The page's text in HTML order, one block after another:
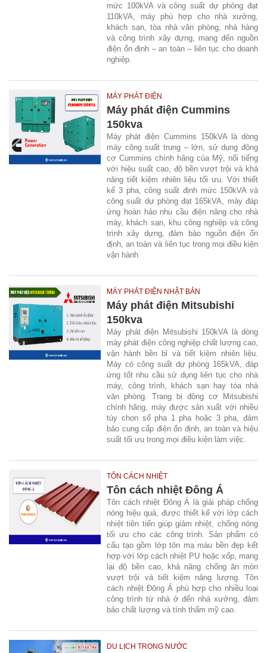
mức 100kVA và công suất dự phòng đạt
110kVA, máy phù hợp cho nhà xưởng,
khách sạn, tòa nhà văn phòng, nhà hàng
và công trình xây dựng, mang đến nguồn
điện ổn định – an toàn – liên tục cho doanh
nghiệp.
MÁY PHÁT ĐIỆN
Máy phát điện Cummins
150kva
Máy phát điện Cummins 150kVA là dòng
máy công suất trung – lớn, sử dụng động
cơ Cummins chính hãng của Mỹ, nổi tiếng
với hiệu suất cao, độ bền vượt trội và khả
năng tiết kiệm nhiên liệu tối ưu. Với thiết
kế 3 pha, công suất định mức 150kVA và
công suất dự phòng đạt 165kVA, máy đáp
ứng hoàn hảo nhu cầu điện năng cho nhà
máy, khách sạn, khu công nghiệp và công
trình xây dựng, đảm bảo nguồn điện ổn
định, an toàn và liên tục trong mọi điều kiện
vận hành
MÁY PHÁT ĐIỆN NHẬT BẢN
Máy phát điện Mitsubishi
150kva
Máy phát điện Mitsubishi 150kVA là dòng
máy phát điện công nghiệp chất lượng cao,
vận hành bền bỉ và tiết kiệm nhiên liệu.
Máy có công suất dự phòng 165kVA, đáp
ứng tốt nhu cầu sử dụng liên tục cho nhà
máy, công trình, khách sạn hay tòa nhà
văn phòng. Trang bị động cơ Mitsubishi
chính hãng, máy được sản xuất với nhiều
tùy chọn số pha 1 pha hoặc 3 pha, đảm
bảo cung cấp điện ổn định, an toàn và hiệu
suất tối ưu trong mọi điều kiện làm việc.
TÔN CÁCH NHIỆT
Tôn cách nhiệt Đông Á
Tôn cách nhiệt Đông Á là giải pháp chống
nóng hiệu quả, được thiết kế với lớp cách
nhiệt tiên tiến giúp giảm nhiệt, chống nóng
tối ưu cho các công trình. Sản phẩm có
cấu tạo gồm lớp tôn mạ màu bền đẹp kết
hợp với lớp cách nhiệt PU hoặc xốp, mang
lại độ bền cao, khả năng chống ăn mòn
vượt trội và tiết kiệm năng lượng. Tôn
cách nhiệt Đông Á phù hợp cho nhiều loại
công trình từ nhà ở đến nhà xưởng, đảm
bảo chất lượng và tính thẩm mỹ cao.
DU LỊCH TRONG NƯỚC